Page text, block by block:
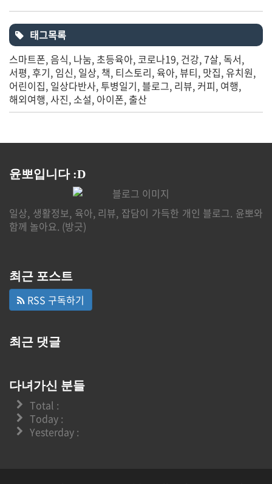
태그목록
스마트폰 음식 나눔 초등육아 코로나19 건강 7살 독서
서평 후기 임신 일상 책 티스토리 육아 뷰티 맛집 유치원
어린이집 일상다반사 투병일기 블로그 리뷰 커피 여행
해외여행 사진 소설 아이폰 출산
윤뽀입니다 :D
일상, 생활정보, 육아, 리뷰, 잡담이 가득한 개인 블로그. 윤뽀와
함께 놀아요. (방긋)
최근 포스트
RSS 구독하기
최근 댓글
다녀가신 분들
Total :
Today :
Yesterday :